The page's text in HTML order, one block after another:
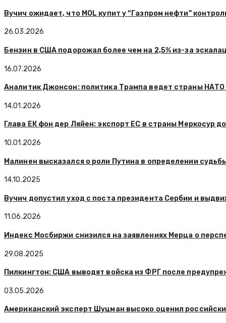
Вучич ожидает, что MOL купит у “Газпром нефти”
26.03.2026
Бензин в США подорожал более чем на 2,5% из-за
16.07.2026
Аналитик Джонсон: политика Трампа ведет страны НАТО
14.01.2026
Глава ЕК фон дер Ляйен: экспорт ЕС в страны Меркосур
10.01.2026
Малинен высказался о роли Путина в определении
14.10.2025
Вучич допустил уход с поста президента Сербии и
11.06.2026
Индекс Мосбиржи снизился на заявлениях Мерца о
29.08.2025
Пилкингтон: США выводят войска из ФРГ после
03.05.2026
Американский эксперт Шуцман высоко оценил